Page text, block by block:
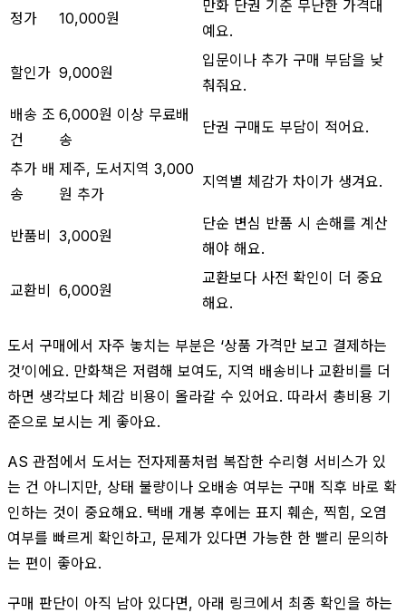
정가 10,000원
만화 단권 기준 무난한 가격대
예요.
할인가 9,000원
입문이나 추가 구매 부담을 낮
춰줘요.
배송 조
건
6,000원 이상 무료배
송
단권 구매도 부담이 적어요.
추가 배
송
제주, 도서지역 3,000
원 추가
지역별 체감가 차이가 생겨요.
반품비 3,000원
단순 변심 반품 시 손해를 계산
해야 해요.
교환비 6,000원
교환보다 사전 확인이 더 중요
해요.
도서 구매에서 자주 놓치는 부분은 ‘상품 가격만 보고 결제하는
것’이에요. 만화책은 저렴해 보여도, 지역 배송비나 교환비를 더
하면 생각보다 체감 비용이 올라갈 수 있어요. 따라서 총비용 기
준으로 보시는 게 좋아요.
AS 관점에서 도서는 전자제품처럼 복잡한 수리형 서비스가 있
는 건 아니지만, 상태 불량이나 오배송 여부는 구매 직후 바로 확
인하는 것이 중요해요. 택배 개봉 후에는 표지 훼손, 찍힘, 오염
여부를 빠르게 확인하고, 문제가 있다면 가능한 한 빨리 문의하
는 편이 좋아요.
구매 판단이 아직 남아 있다면, 아래 링크에서 최종 확인을 하는